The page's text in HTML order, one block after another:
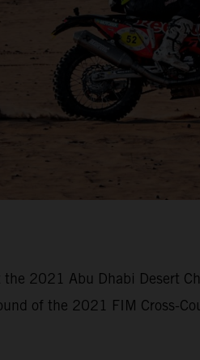
2021 Abu Dhabi Desert
of the 2021 FIM Cross-